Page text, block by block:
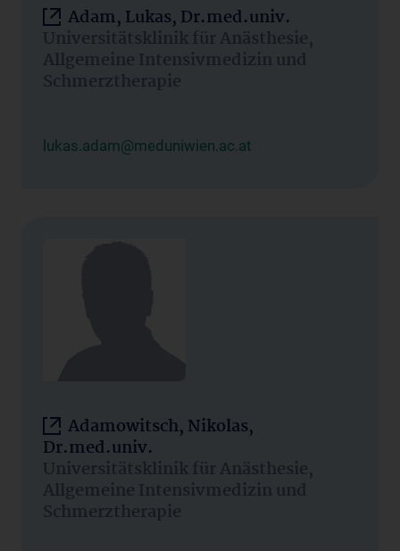
Adam, Lukas, Dr.med.univ.
Universitätsklinik für Anästhesie,
Allgemeine Intensivmedizin und
Schmerztherapie
lukas.adam@meduniwien.ac.at
Adamowitsch, Nikolas,
Dr.med.univ.
Universitätsklinik für Anästhesie,
Allgemeine Intensivmedizin und
Schmerztherapie